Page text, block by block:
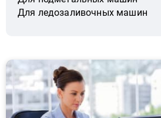
Для ледозаливочных машин